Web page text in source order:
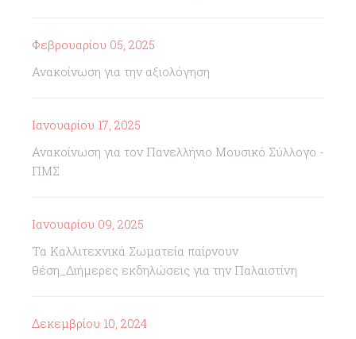
Φεβρουαρίου 05, 2025
Ανακοίνωση για την αξιολόγηση
Ιανουαρίου 17, 2025
Ανακοίνωση για τον Πανελλήνιο Μουσικό Σύλλογο -
ΠΜΣ
Ιανουαρίου 09, 2025
Τα Καλλιτεχνικά Σωματεία παίρνουν
θέση_Διήμερες εκδηλώσεις για την Παλαιστίνη
Δεκεμβρίου 10, 2024